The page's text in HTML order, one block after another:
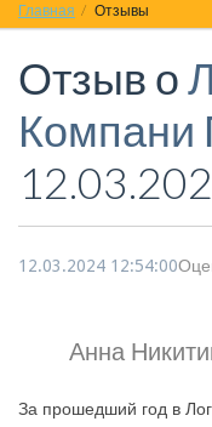
Спорт Фильмы
Красота Здоровье
Главная Отзывы
Отзыв о
Компани
12.03.2024 12:54:00
Анна
За прошедший год в